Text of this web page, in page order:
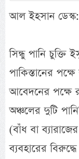
আল ইহসান ডেস্ক:
সিন্ধু পানি চুক্তি
পাকিস্তানের
আবেদনের পক্ষে
অঞ্চলের দুটি
(বাঁধ বা
ব্যবহারের